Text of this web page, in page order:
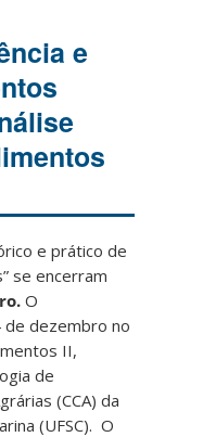
e
e prático de
se encerram
O
dezembro no
II,
de
(CCA) da
(UFSC). O